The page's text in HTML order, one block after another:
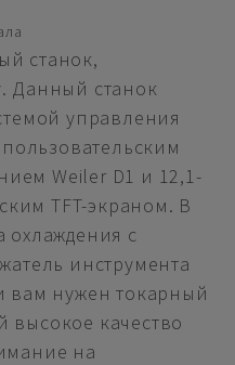
станок,
Данный станок
управления
Weiler D1 и 12,1-
TFT-экраном. В
охлаждения с
инструмента
вам нужен токарный
качество
на